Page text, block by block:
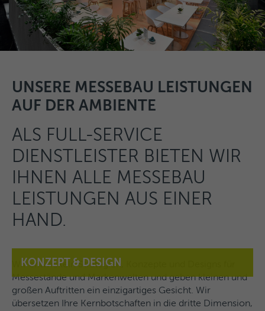
UNSERE MESSEBAU LEISTUNGEN
AUF DER AMBIENTE
ALS FULL-SERVICE
DIENSTLEISTER BIETEN WIR
IHNEN ALLE MESSEBAU
LEISTUNGEN AUS EINER
HAND.
KONZEPT & DESIGN
Wir entwickeln Strategien, Konzepte und Designs für
Messestände und Markenwelten und geben kleinen und
großen Auftritten ein einzigartiges Gesicht. Wir
übersetzen Ihre Kernbotschaften in die dritte Dimension,